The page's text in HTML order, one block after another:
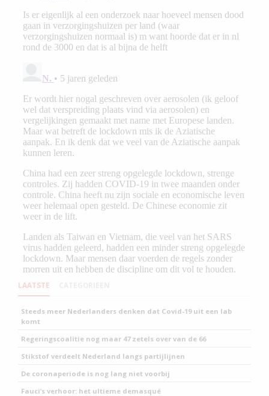
LAATSTE
Steeds meer Nederlanders denken dat Covid-19 uit een lab
komt
Regeringscoalitie nog maar 47 zetels over van de 66
Stikstof verdeelt Nederland langs partijlijnen
De coronaperiode is nog lang niet voorbij
Fauci’s verhoor: het ultieme demasqué